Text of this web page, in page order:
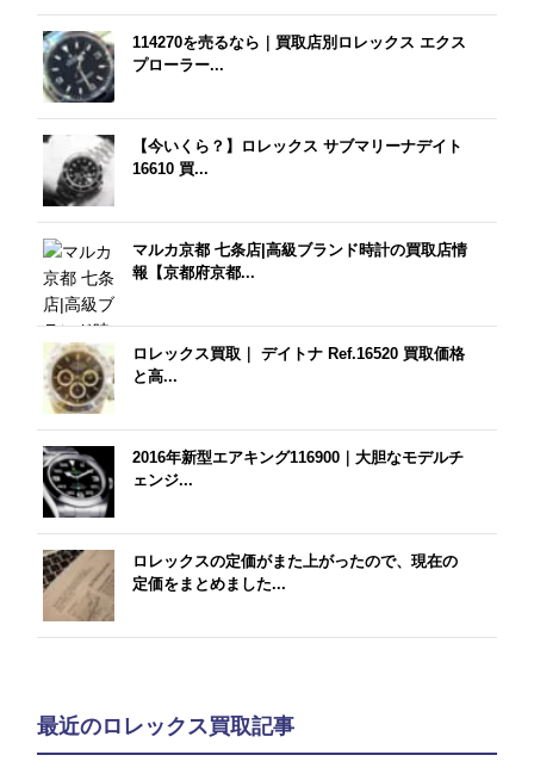
114270を売るなら｜買取店別ロレックス エクス
プローラー...
【今いくら？】ロレックス サブマリーナデイト
16610 買...
マルカ京都 七条店|高級ブランド時計の買取店情
報【京都府京都...
ロレックス買取｜ デイトナ Ref.16520 買取価格
と高...
2016年新型エアキング116900｜大胆なモデルチ
ェンジ...
ロレックスの定価がまた上がったので、現在の
定価をまとめました...
最近のロレックス買取記事